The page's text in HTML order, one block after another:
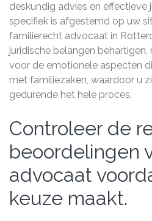
deskundig advies en effectieve
specifiek is afgestemd op uw
familierecht advocaat in
juridische belangen
voor de emotionele aspecten
met familiezaken, waardoor u
gedurende het hele proces.
Controleer de
beoordelingen
advocaat
keuze maakt.